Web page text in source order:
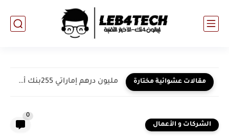
مقالات عشوائية مختارة مليون درهم إماراتي 255بنك أم القيوين الوطني...
الشركات و الأعمال
0